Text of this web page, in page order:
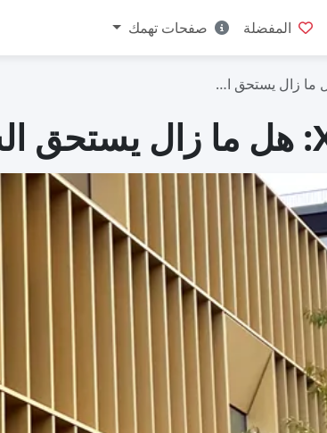
المفضلة صفحات تهمك